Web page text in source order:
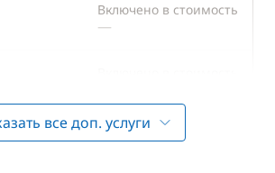
Включено в стоимость
—
Включено в стоимость
все доп. услуги